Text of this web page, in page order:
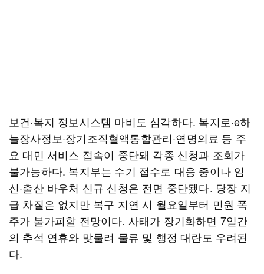
보건·복지 정보시스템 마비도 심각하다. 복지로·e하
늘장사정보·장기조직혈액통합관리·연명의료 등 주
요 대민 서비스 접속이 중단돼 각종 신청과 조회가
불가능하다. 복지부는 수기 접수로 대응 중이나 임
신·출산 바우처 신규 신청은 전면 중단됐다. 당장 지
급 차질은 없지만 복구 지연 시 월요일부터 민원 폭
주가 불가피할 전망이다. 사태가 장기화하면 7일간
의 추석 연휴와 맞물려 물류 및 행정 대란도 우려된
다.